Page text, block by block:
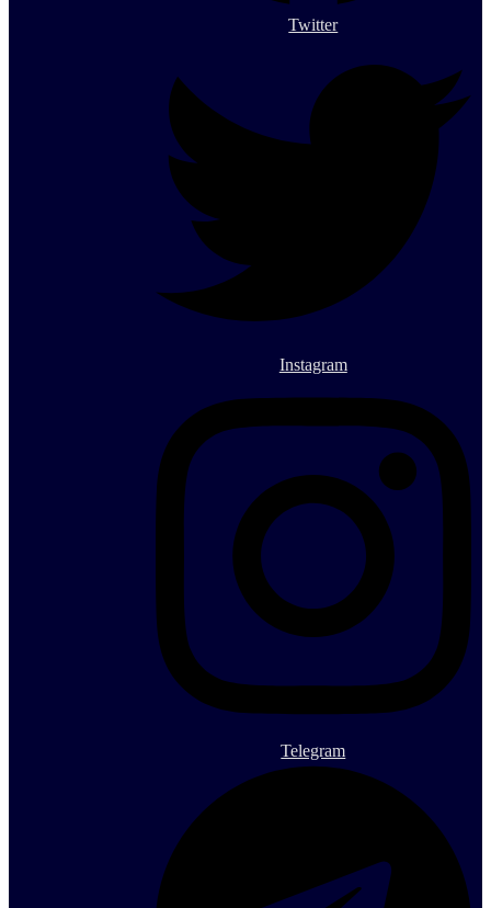
Twitter
Instagram
Telegram